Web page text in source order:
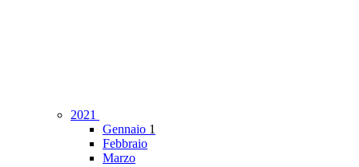
2021
Gennaio 1
Febbraio
Marzo